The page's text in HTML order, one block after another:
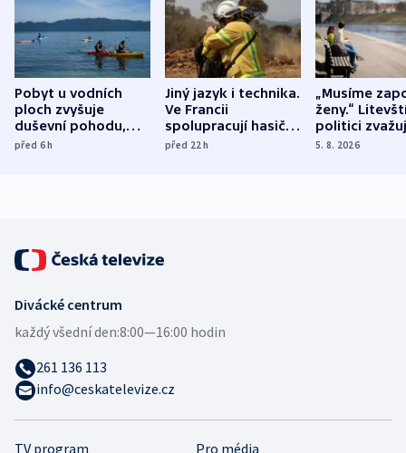
Pobyt u vodních
ploch zvyšuje
duševní pohodu,
ukázala
před 6h
Jiný jazyk i technika.
Ve Francii
spolupracují hasiči z
různých zemí
před 22h
„Musíme
ženy.“
politici
dohodu o
5. 8. 2026
TV program Pro média
Divácké centrum
každý všední den:8:00—16:00 hodin
261 136 113
info@ceskatelevize.cz